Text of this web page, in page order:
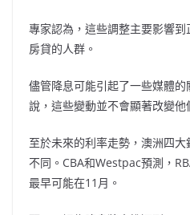
專家認為，這些調整主要影響
房貸的人群。
儘管降息可能引起了一些媒體
說，這些變動並不會顯著改變他
至於未來的利率走勢，澳洲四
不同。CBA和Westpac預測，
最早可能在11月。